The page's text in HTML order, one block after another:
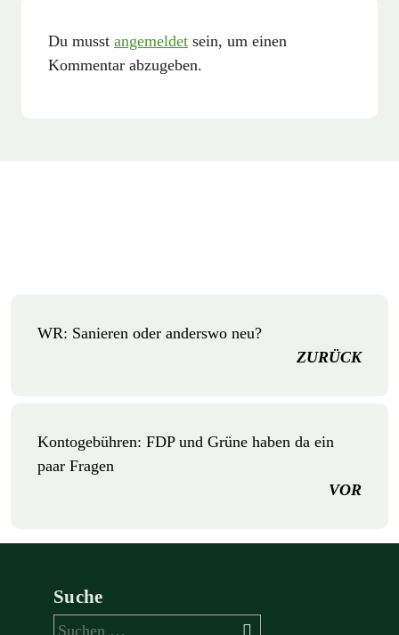
Du musst angemeldet sein, um einen
Kommentar abzugeben.
WR: Sanieren oder anderswo neu?
ZURÜCK
Kontogebühren: FDP und Grüne haben da ein
paar Fragen
VOR
Suche
Suchen